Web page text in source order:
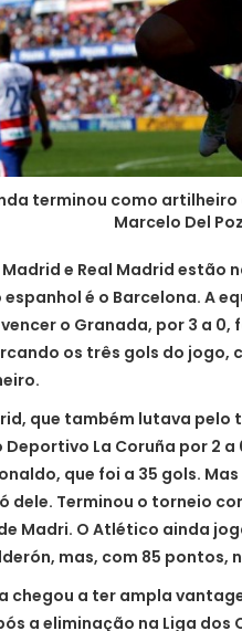
terminou como
Marcelo Del
e Real Madrid estão
espanhol é o Barcelona. A
o Granada, por 3 a 0,
os três gols do jogo,
que também lutava
Deportivo La Coruña por 2
que foi a 35 gols.
dele. Terminou o torneio
Madri. O Atlético ainda
mas, com 85 pontos,
chegou a ter ampla
a eliminação na Liga dos